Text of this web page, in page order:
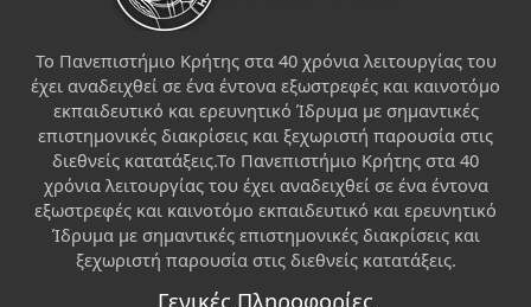
Το Πανεπιστήμιο Κρήτης στα 40 χρόνια λειτουργίας του
έχει αναδειχθεί σε ένα έντονα εξωστρεφές και καινοτόμο
εκπαιδευτικό και ερευνητικό Ίδρυμα με σημαντικές
επιστημονικές διακρίσεις και ξεχωριστή παρουσία στις
διεθνείς κατατάξεις.Το Πανεπιστήμιο Κρήτης στα 40
χρόνια λειτουργίας του έχει αναδειχθεί σε ένα έντονα
εξωστρεφές και καινοτόμο εκπαιδευτικό και ερευνητικό
Ίδρυμα με σημαντικές επιστημονικές διακρίσεις και
ξεχωριστή παρουσία στις διεθνείς κατατάξεις.